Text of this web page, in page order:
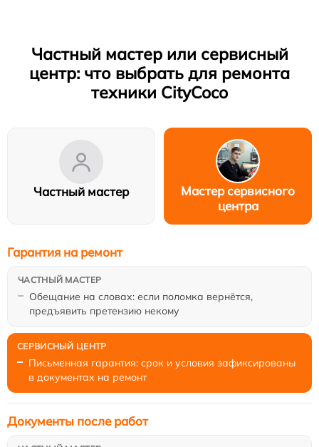
Частный мастер или сервисный
центр: что выбрать для ремонта
техники CityCoco
Частный мастер
Мастер сервисного
центра
Обещание на словах: если поломка вернётся,
предъявить претензию некому
Гарантия на ремонт
Письменная гарантия: срок и условия зафиксированы
в документах на ремонт
Документы после работ